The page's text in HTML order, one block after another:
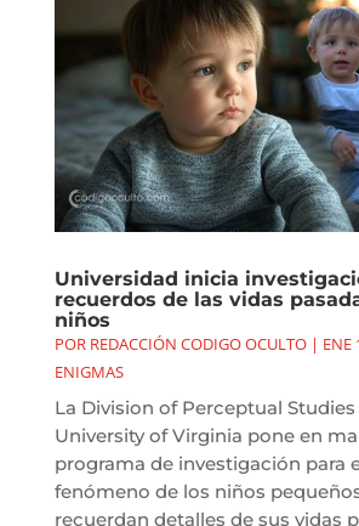
Universidad inicia
recuerdos de las vidas
niños
POR REDACCIÓN CODIGO OCULTO| ENE
ENIGMAS
La Division of Perceptual Studies
University of Virginia pone en
programa de investigación para
fenómeno de los niños
recuerdan detalles de sus vidas